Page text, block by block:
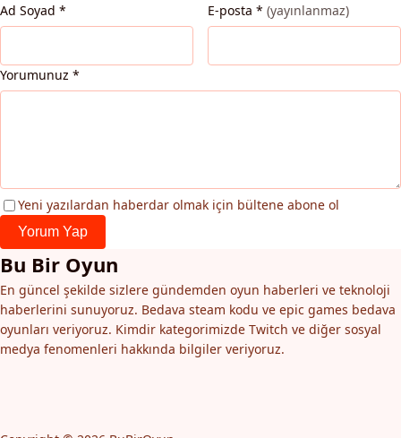
Ad Soyad * E-posta * (yayınlanmaz)
Yorumunuz *
Yeni yazılardan haberdar olmak için bültene abone ol
Yorum Yap
Bu Bir Oyun
En güncel şekilde sizlere gündemden oyun haberleri ve teknoloji
haberlerini sunuyoruz. Bedava steam kodu ve epic games bedava
oyunları veriyoruz. Kimdir kategorimizde Twitch ve diğer sosyal
medya fenomenleri hakkında bilgiler veriyoruz.